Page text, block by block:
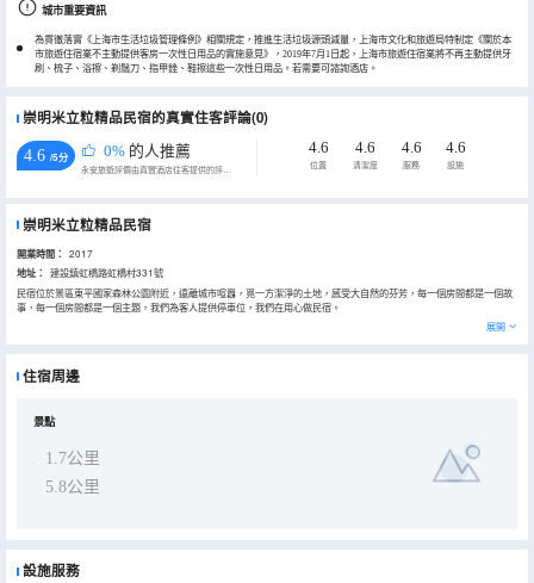
城市重要資訊
為貫徹落實《上海市生活垃圾管理條例》相關規定，推進生活垃圾源頭減量，上海市文化和旅遊局特制定《關於本
市旅遊住宿業不主動提供客房一次性日用品的實施意見》，2019年7月1日起，上海市旅遊住宿業將不再主動提供牙
刷、梳子、浴擦、剃鬚刀、指甲銼、鞋擦這些一次性日用品。若需要可諮詢酒店。
崇明米立粒精品民宿的真實住客評論(0)
4.6 /5分 0% 的人推薦
永安旅遊評價由真實酒店住客提供的評價。
4.6
位置
4.6
清潔度
4.6
服務
4.6
設施
崇明米立粒精品民宿
開業時間： 2017
地址：
建設鎮虹橋路虹橋村331號
民宿位於景區東平國家森林公園附近，遠離城市喧囂，覓一方潔淨的土地，感受大自然的芬芳，每一個房間都是一個故
事，每一個房間都是一個主題，我們為客人提供停車位，我們在用心做民宿。
您可以對着大自然放鬆喝茶，在田地裏採摘，合適的季節去釣魚釣蝦，晚上來一場燒烤轟趴或者堆篝火看星星，也可以
選擇品嚐正宗農家菜，觀看或者參與崇明糕製作，飯後在草坪上體驗親子娛樂活動，也可以拿本書在任何角落，低頭是
展開
住宿周邊
景點
1.7公里
5.8公里
設施服務